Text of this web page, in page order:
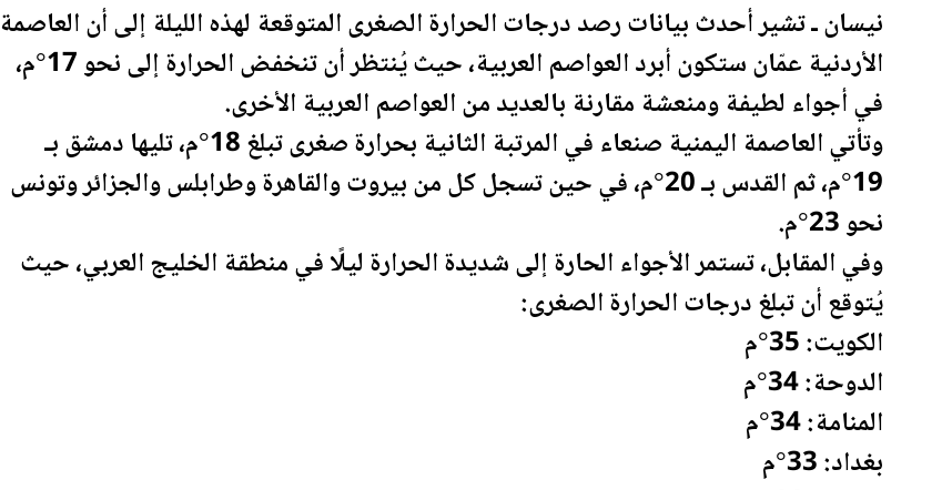
نيسان ـ تشير أحدث بيانات رصد درجات الحرارة الصغرى المتوقعة لهذه الليلة إلى أن العاصمة
الأردن
ية عمّان ستكون أبرد العواصم العربية، حيث يُنتظر أن تنخفض الحرارة إلى نحو 17°م،
في أجواء لطيفة ومنعشة مقارنة بالعديد من العواصم العربية الأخرى.
وتأتي العاصمةاليمن
ية صنعاء في المرتبة الثانية بحرارة صغرى تبلغ 18°م، تليها دمشق بـ
19°م، ثم القدس بـ 20°م، في حين تسجل كل من بيروت والقاهرة وطرابلس و
الجزائروتونس
نحو 23°م.
وفي المقابل، تستمر الأجواء الحارة إلى شديدة الحرارة ليلًا في منطقة الخليج العربي، حيث
يُتوقع أن تبلغ درجات الحرارة الصغرى:
الكويت: 35°م
الدوحة: 34°م
المنامة: 34°م
بغداد: 33°م